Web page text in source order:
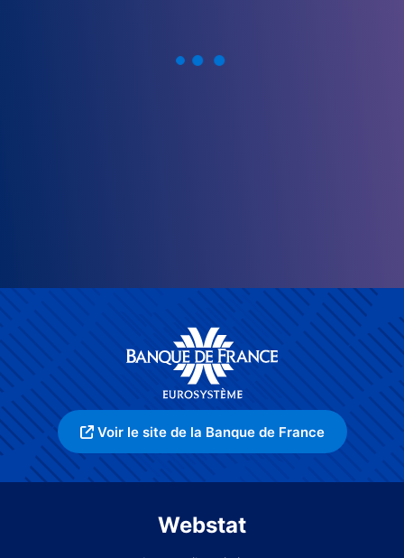
Voir le site de la Banque de France
Webstat